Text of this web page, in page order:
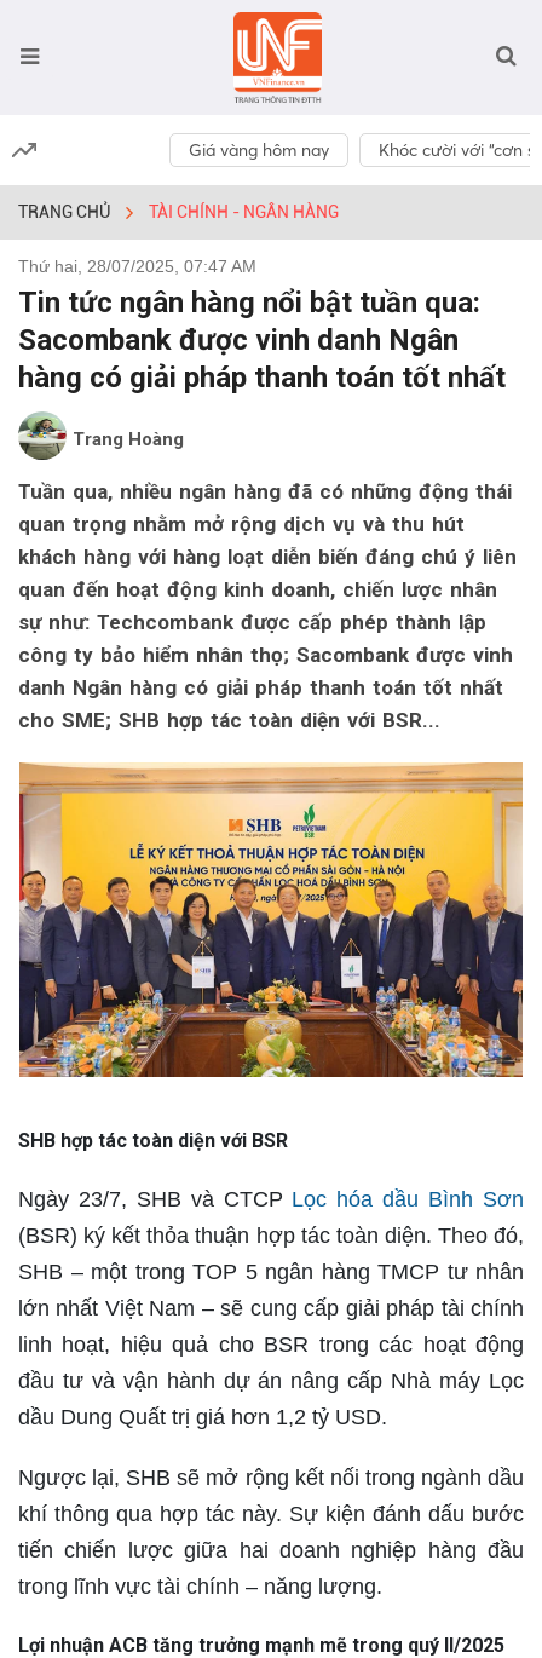
Giá vàng hôm nay Khóc cười với “cơn
TRANG CHỦ TÀI CHÍNH - NGÂN HÀNG
Thứ hai, 28/07/2025, 07:47 AM
Tin tức ngân hàng nổi bật tuần qua:
Sacombank được vinh danh Ngân
hàng có giải pháp thanh toán tốt nhất
Trang Hoàng
Tuần qua, nhiều ngân hàng đã có những động thái
quan trọng nhằm mở rộng dịch vụ và thu hút
khách hàng với hàng loạt diễn biến đáng chú ý liên
quan đến hoạt động kinh doanh, chiến lược nhân
sự như: Techcombank được cấp phép thành lập
công ty bảo hiểm nhân thọ; Sacombank được vinh
danh Ngân hàng có giải pháp thanh toán tốt nhất
cho SME; SHB hợp tác toàn diện với BSR...
SHB hợp tác toàn diện với BSR
Ngày 23/7, SHB và CTCP Lọc hóa dầu Bình Sơn
(BSR) ký kết thỏa thuận hợp tác toàn diện. Theo đó,
SHB – một trong TOP 5 ngân hàng TMCP tư nhân
lớn nhất Việt Nam – sẽ cung cấp giải pháp tài chính
linh hoạt, hiệu quả cho BSR trong các hoạt động
đầu tư và vận hành dự án nâng cấp Nhà máy Lọc
dầu Dung Quất trị giá hơn 1,2 tỷ USD.
Ngược lại, SHB sẽ mở rộng kết nối trong ngành dầu
khí thông qua hợp tác này. Sự kiện đánh dấu bước
tiến chiến lược giữa hai doanh nghiệp hàng đầu
trong lĩnh vực tài chính – năng lượng.
Lợi nhuận ACB tăng trưởng mạnh mẽ trong quý II/2025